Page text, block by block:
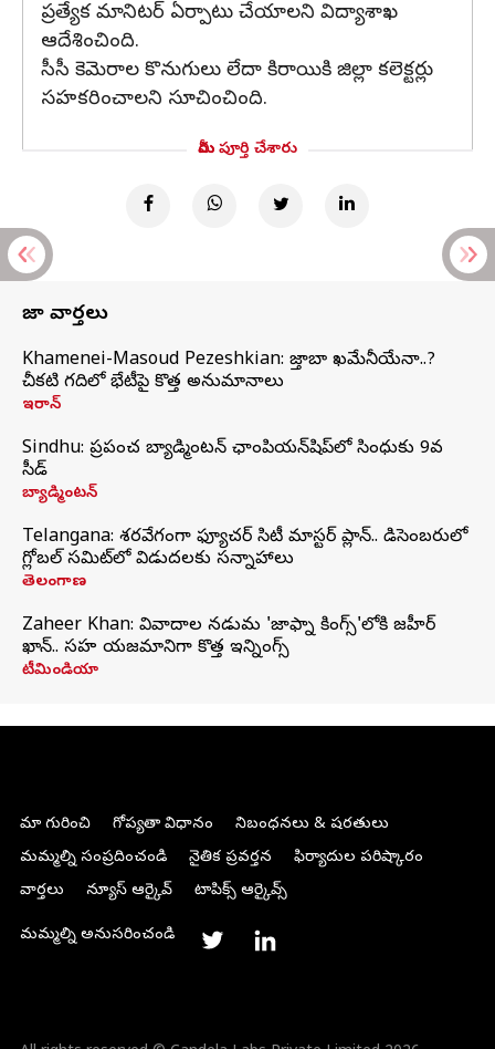
ప్రత్యేక మానిటర్ ఏర్పాటు చేయాలని విద్యాశాఖ
ఆదేశించింది.
సీసీ కెమెరాల కొనుగులు లేదా కిరాయికి జిల్లా కలెక్టర్లు
సహకరించాలని సూచించింది.
మీరు పూర్తి చేశారు
తాజా వార్తలు
Khamenei-Masoud Pezeshkian: మొజ్తాబా ఖమేనీయేనా..?
చీకటి గదిలో భేటీపై కొత్త అనుమానాలు
ఇరాన్
Sindhu: ప్రపంచ బ్యాడ్మింటన్‌ ఛాంపియన్‌షిప్‌లో సింధుకు 9వ
సీడ్
బ్యాడ్మింటన్
Telangana: శరవేగంగా ఫ్యూచర్ సిటీ మాస్టర్ ప్లాన్.. డిసెంబరులో
గ్లోబల్‌ సమిట్‌లో విడుదలకు సన్నాహాలు
తెలంగాణ
Zaheer Khan: వివాదాల నడుమ 'జాఫ్నా కింగ్స్'లోకి జహీర్
ఖాన్.. సహ యజమానిగా కొత్త ఇన్నింగ్స్
టీమిండియా
మా గురించి గోప్యతా విధానం
నిబంధనలు & షరతులు
మమ్మల్ని సంప్రదించండి
నైతిక ప్రవర్తన
ఫిర్యాదుల పరిష్కారం
వార్తలు
న్యూస్ ఆర్కైవ్ టాపిక్స్ ఆర్కైవ్స్
మమ్మల్ని అనుసరించండి